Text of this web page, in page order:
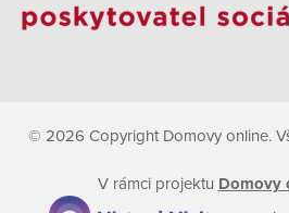
© 2026 Copyright Domovy online.
V rámci projektu Domovy